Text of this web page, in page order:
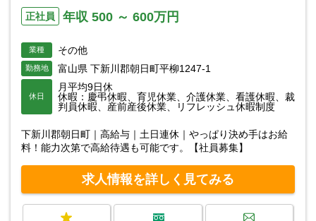
正社員 年収 500 ～ 600万円
業種 その他
勤務地 富山県 下新川郡朝日町平柳1247-1
休日
月平均9日休
休暇：慶弔休暇、育児休業、介護休業、看護休暇、裁
判員休暇、産前産後休業、リフレッシュ休暇制度
下新川郡朝日町｜高給与｜土日連休｜やっぱり決め手はお給
料！能力次第で高給待遇も可能です。【社員募集】
求人情報を詳しく見てみる